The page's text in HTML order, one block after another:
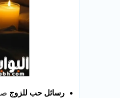
رسائل حب للزوج